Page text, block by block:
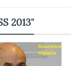
2013"